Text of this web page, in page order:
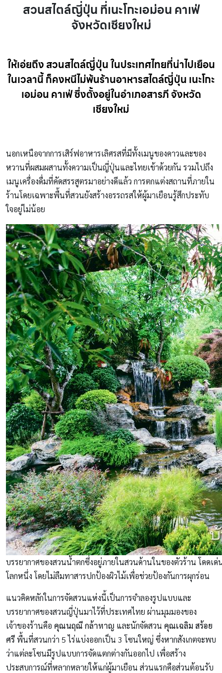
สวนสไตล์ญี่ปุ่น ที่เนะโกะเอม่อน คาเฟ่
จังหวัดเชียงใหม่
ให้เอ่ยถึง สวนสไตล์ญี่ปุ่น ในประเทศไทยที่น่าไปเยือน
ในเวลานี้ ก็คงหนีไม่พ้นร้านอาหารสไตล์ญี่ปุ่นเนะโกะ
เอม่อน คาเฟ่ซึ่งตั้งอยู่ในอำเภอสารภี จังหวัด
เชียงใหม่
นอกเหนือจากการเสิร์ฟอาหารเลิศรสที่มีทั้งเมนูของคาวและของ
หวานที่ผสมผสานทั้งความเป็นญี่ปุ่นและไทยเข้าด้วยกัน รวมไปถึง
เมนูเครื่องดื่มที่คัดสรรสูตรมาอย่างดีแล้ว การตกแต่งสถานที่ภายใน
ร้านโดยเฉพาะพื้นที่สวนยังสร้างอรรถรสให้ผู้มาเยือนรู้สึกประทับ
ใจอยู่ไม่น้อย
บรรยากาศของสวนน้ำตกซึ่งอยู่ภายในสวนด้านในของตัวร้าน โดด
โลกหนึ่ง โดยไม่ลืมทาสารปกป้องผิวไม้เพื่อช่วยป้องกันการผุกร่อน
แนวคิดหลักในการจัดสวนแห่งนี้เป็นการจำลองรูปแบบและ
บรรยากาศของสวนญี่ปุ่นมาไว้ที่ประเทศไทย ผ่านมุมมองของ
เจ้าของร้านคือ คุณนฤณี กล้าหาญ และนักจัดสวน คุณเฉลิม สร้อย
ศรีพื้นที่สวนกว่า 5 ไร่แบ่งออกเป็น 3 โซนใหญ่ ซึ่งหากสังเกตจะพบ
ว่าแต่ละโซนมีรูปแบบการจัดแตกต่างกันออกไป เพื่อสร้าง
ประสบการณ์ที่หลากหลายให้แก่ผู้มาเยือน ส่วนแรกคือส่วนต้อนรับ